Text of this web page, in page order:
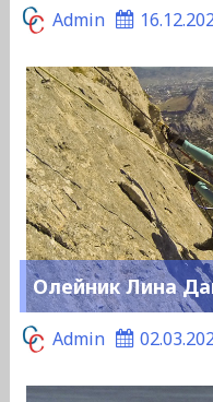
Admin
Олейник Лина
Admin